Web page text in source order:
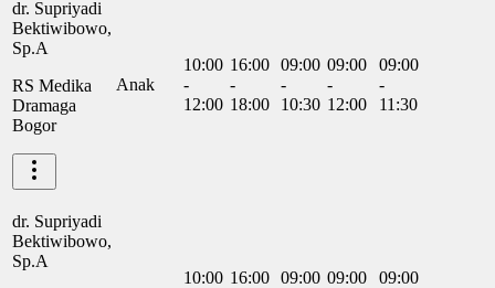
dr. Supriyadi
Bektiwibowo,
Sp.A
RS Medika
Dramaga
Bogor
Anak
10:00
-
12:00
16:00
-
18:00
09:00
-
10:30
09:00
-
12:00
09:00
-
11:30
dr. Supriyadi
Bektiwibowo,
Sp.A
10:00 16:00 09:00 09:00
09:00